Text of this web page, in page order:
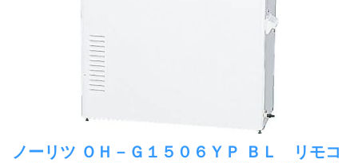
ノーリツ ＯＨ－Ｇ１５０６ＹＰ ＢＬ リモコ